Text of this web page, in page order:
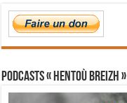
PODCASTS « Hentoù Breizh »